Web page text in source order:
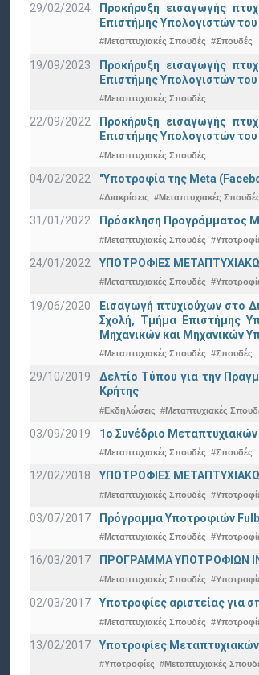
29/02/2024
Προκήρυξη εισαγωγής
Eπιστήμης Υπολογιστών
#Μεταπτυχιακές Σπουδές #Σπουδές
19/09/2023
Προκήρυξη εισαγωγής
Eπιστήμης Υπολογιστών
#Μεταπτυχιακές Σπουδές
22/09/2022
Προκήρυξη εισαγωγής
Eπιστήμης Υπολογιστών
#Μεταπτυχιακές Σπουδές
04/02/2022 "Υποτροφία της Meta
#Διακρίσεις #Μεταπτυχιακές Σπουδές
31/01/2022 Πρόσκληση Προγράμματος
#Μεταπτυχιακές Σπουδές
24/01/2022 ΥΠΟΤΡΟΦΙΕΣ
#Μεταπτυχιακές Σπουδές
19/06/2020
Εισαγωγή πτυχιούχων στο
Σχολή, Τμήμα Επιστήμης
Μηχανικών και Μηχανικών
#Μεταπτυχιακές Σπουδές #Σπουδές
29/10/2019
Δελτίο Τύπου για την
Κρήτης
#Εκδηλώσεις #Μεταπτυχιακές
03/09/2019 1ο Συνέδριο
#Μεταπτυχιακές Σπουδές #Σπουδές
12/02/2018 ΥΠΟΤΡΟΦΙΕΣ
#Μεταπτυχιακές Σπουδές
03/07/2017 Πρόγραμμα Υποτροφιών
#Μεταπτυχιακές Σπουδές
16/03/2017 ΠΡΟΓΡΑΜΜΑ ΥΠΟΤΡΟΦΙΩΝ
#Μεταπτυχιακές Σπουδές
02/03/2017 Υποτροφίες αριστείας για
#Μεταπτυχιακές Σπουδές
13/02/2017 Υποτροφίες
#Υποτροφίες #Μεταπτυχιακές